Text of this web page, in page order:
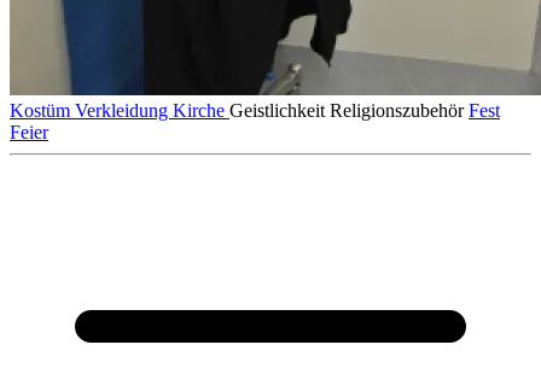
Kostüm Verkleidung Kirche Geistlichkeit Religionszubehör Fest
Feier